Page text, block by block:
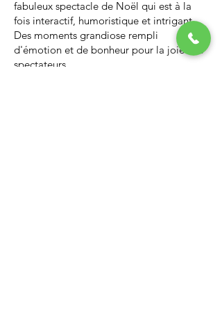
fabuleux spectacle de Noël qui est à la
fois interactif, humoristique et intrigant.
Des moments grandiose rempli
d'émotion et de bonheur pour la joie des
spectateurs.